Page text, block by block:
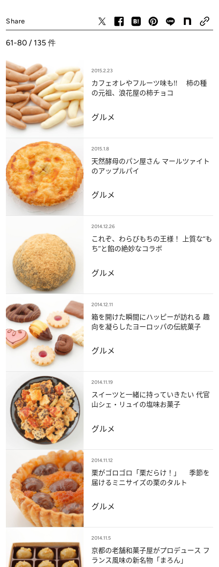
Share
61-80 / 135 件
2015.2.23
カフェオレやフルーツ味も!! 柿の種
の元祖、浪花屋の柿チョコ
グルメ
2015.1.8
天然酵母のパン屋さん マールツァイト
のアップルパイ
グルメ
2014.12.26
これぞ、わらびもちの王様！ 上質な“も
ち”と餡の絶妙なコラボ
グルメ
2014.12.11
箱を開けた瞬間にハッピーが訪れる 趣
向を凝らしたヨーロッパの伝統菓子
グルメ
2014.11.19
スイーツと一緒に持っていきたい 代官
山シェ・リュイの塩味お菓子
グルメ
2014.11.12
栗がゴロゴロ「栗だらけ！」 季節を
届けるミニサイズの栗のタルト
グルメ
2014.11.5
京都の老舗和菓子屋がプロデュース フ
ランス風味の新名物「まろん」